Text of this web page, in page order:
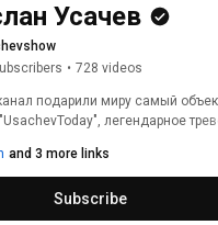
Усачев
• 728 videos
подарили миру самый
легендарное
сырков Б.Ю.
and 3 more links
Subscribe